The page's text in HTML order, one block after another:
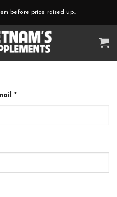
before price raised up..
*